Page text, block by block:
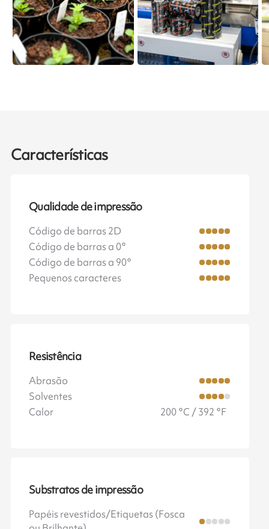
Características
Qualidade de impressão
Código de barras 2D
Código de barras a 0°
Código de barras a 90°
Pequenos caracteres
Resistência
Abrasão
Solventes
Calor
200 °C / 392 °F
Substratos de impressão
Papéis revestidos/Etiquetas (Fosca